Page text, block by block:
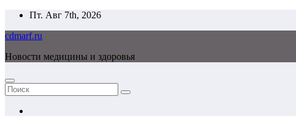
Перейти
содержимому
Пт. Авг 7th, 2026
cdmarf.ru
Новости медицины и здоровья